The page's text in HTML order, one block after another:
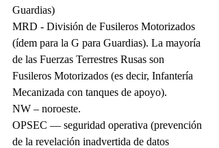
Guardias)
MRD - División de Fusileros Motorizados
(ídem para la G para Guardias). La mayoría
de las Fuerzas Terrestres Rusas son
Fusileros Motorizados (es decir, Infantería
Mecanizada con tanques de apoyo).
NW – noroeste.
OPSEC — seguridad operativa (prevención
de la revelación inadvertida de datos